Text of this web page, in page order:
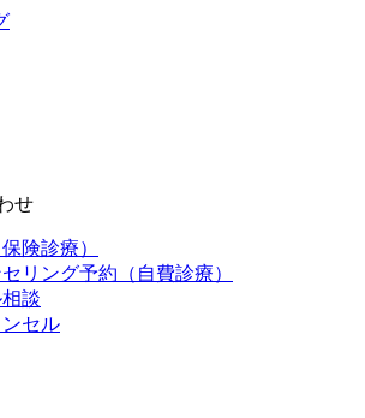
せ
険診療）
リング予約（自費診療）
談
セル